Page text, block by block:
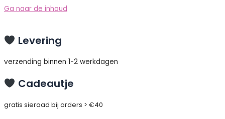
Ga naar de inhoud
Levering
verzending binnen 1-2 werkdagen
Cadeautje
gratis sieraad bij orders > €40